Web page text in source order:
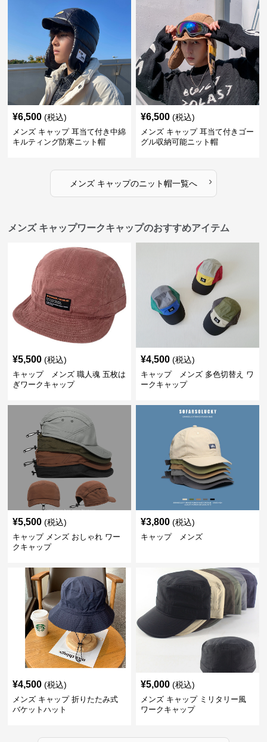
¥6,500 (税込)
メンズ キャップ 耳当て付き中綿
キルティング防寒ニット帽
¥6,500 (税込)
メンズ キャップ 耳当て付きゴー
グル収納可能ニット帽
メンズ キャップのニット帽一覧へ ›
メンズ キャップワークキャップのおすすめアイテム
¥5,500 (税込)
キャップ メンズ 職人魂 五枚は
ぎワークキャップ
¥4,500 (税込)
キャップ メンズ 多色切替え ワ
ークキャップ
¥5,500 (税込)
キャップ メンズ おしゃれ ワー
クキャップ
¥3,800 (税込)
キャップ メンズ
¥4,500 (税込)
メンズ キャップ 折りたたみ式
バケットハット
¥5,000 (税込)
メンズ キャップ ミリタリー風
ワークキャップ